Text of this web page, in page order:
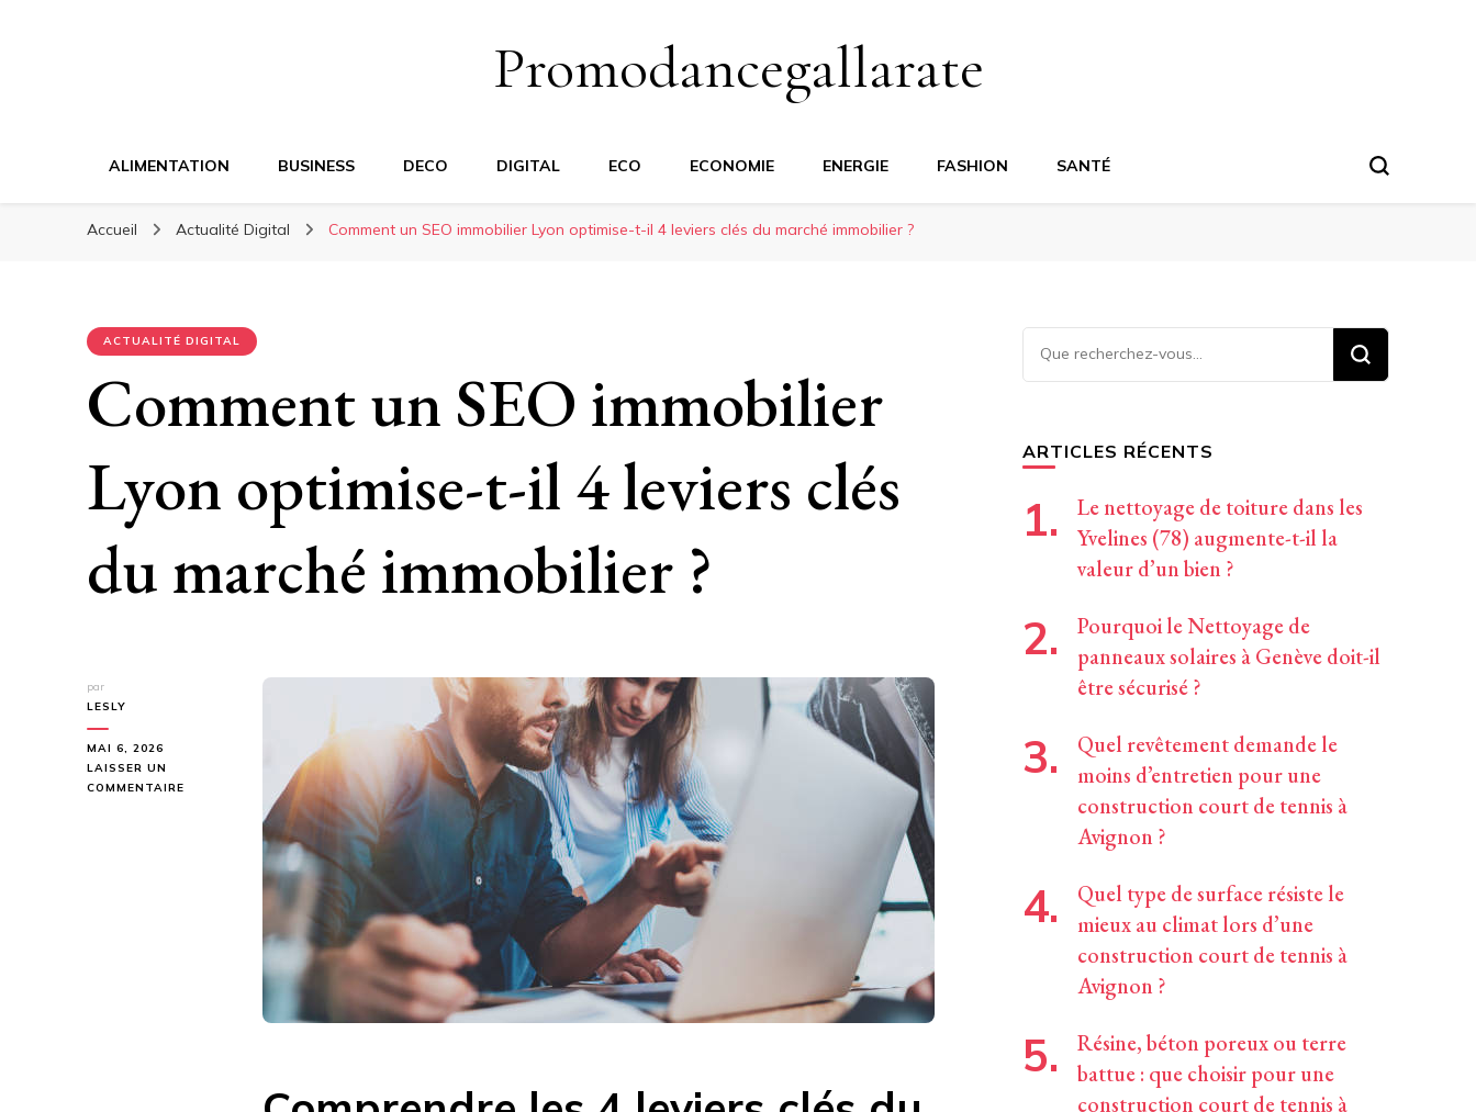
Promodancegallarate
ALIMENTATION BUSINESS DECO DIGITAL ECO ECONOMIE ENERGIE FASHION SANTÉ
Accueil Actualité Digital Comment un SEO immobilier Lyon optimise-t-il 4 leviers clés du marché immobilier ?
ACTUALITÉ DIGITAL
Comment un SEO immobilier
Lyon optimise-t-il 4 leviers clés
du marché immobilier ?
par
LESLY
MAI 6, 2026
LAISSER UN
COMMENTAIRE
Vous
recherchiez
ARTICLES RÉCENTS
Le nettoyage de toiture dans les
Yvelines (78) augmente-t-il la
valeur d’un bien ?
Pourquoi le Nettoyage de
panneaux solaires à Genève doit-il
être sécurisé ?
Quel revêtement demande le
moins d’entretien pour une
construction court de tennis à
Avignon ?
Quel type de surface résiste le
mieux au climat lors d’une
construction court de tennis à
Avignon ?
Résine, béton poreux ou terre
battue : que choisir pour une
construction court de tennis à